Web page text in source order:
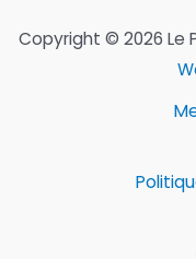
Copyright © 2026 Le